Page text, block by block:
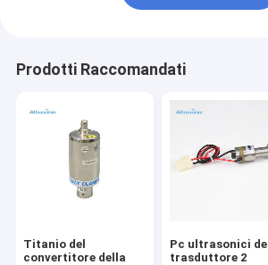
Prodotti Raccomandati
Titanio del
convertitore della
Pc ultrasonici del
trasduttore 2